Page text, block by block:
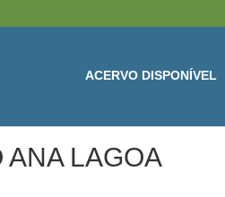
ACERVO DISPONÍVEL
ANA LAGOA